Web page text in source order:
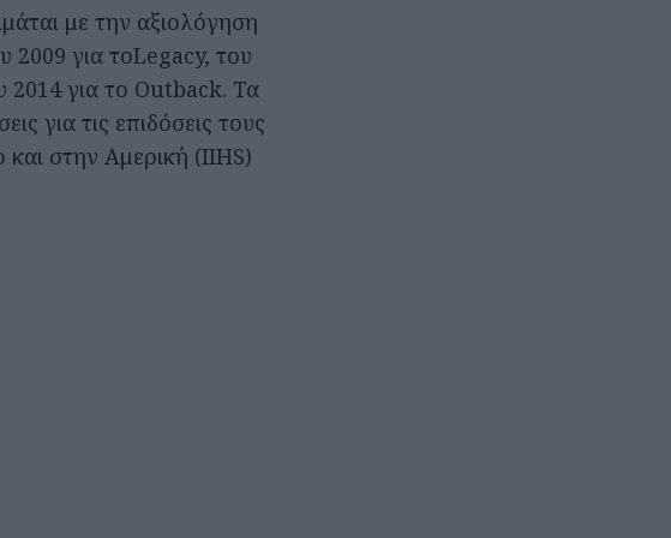
με την αξιολόγηση
2009 για τοLegacy, του
2014 για το Outback. Τα
για τις επιδόσεις τους
στην Αμερική (IIHS)